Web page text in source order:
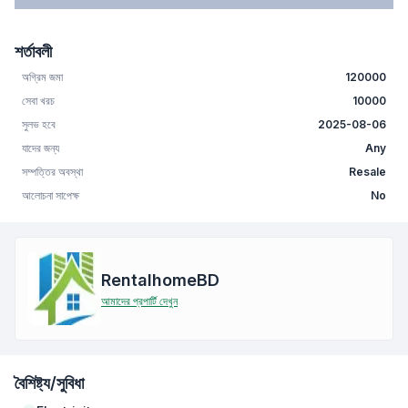
শর্তাবলী
অগ্রিম জমা
120000
সেবা খরচ
10000
সুলভ হবে
2025-08-06
যাদের জন্য
Any
সম্পত্তির অবস্থা
Resale
আলোচনা সাপেক্ষ
No
RentalhomeBD
আমাদের প্রপার্টি দেখুন
বৈশিষ্ট্য/সুবিধা